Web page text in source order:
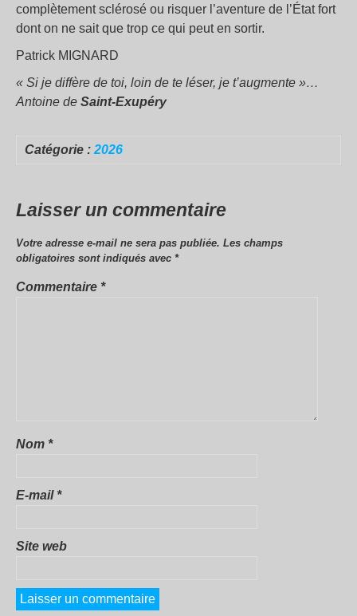
complètement sclérosé ou risquer l’aventure de l’État fort
dont on ne sait que trop ce qui peut en sortir.
Patrick MIGNARD
« Si je diffère de toi, loin de te léser, je t’augmente »…
Antoine de Saint-Exupéry
Catégorie : 2026
Laisser un commentaire
Votre adresse e-mail ne sera pas publiée. Les champs
obligatoires sont indiqués avec *
Commentaire *
Nom *
E-mail*
Site web